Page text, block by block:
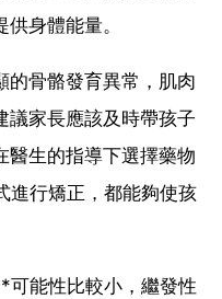
身體能量。
的骨骼發育異常，肌肉
議家長應該及時帶孩子
醫生的指導下選擇藥物
進行矯正，都能夠使孩
可能性比較小，繼發性